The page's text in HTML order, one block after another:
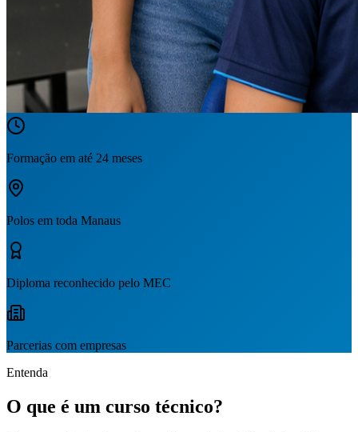
Formação em até 24 meses
Polos em toda Manaus
Diploma reconhecido pelo MEC
Parcerias com empresas
Entenda
O que é um curso técnico?